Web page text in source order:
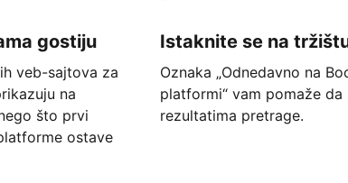
gostiju
veb-sajtova za
na
što prvi
ostave
Istaknite se na
Oznaka „Odnedavno na
platformi“ vam pomaže da
rezultatima pretrage.